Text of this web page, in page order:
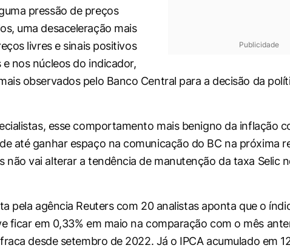
Publicidade
pressão de preços
uma desaceleração mais
livres e sinais positivos
e nos núcleos do indicador,
observados pelo Banco Central para a decisão da
esse comportamento mais benigno da inflação
até ganhar espaço na comunicação do BC na próxima
não vai alterar a tendência de manutenção da taxa Selic
pela agência Reuterscom 20 analistas aponta que o
ficar em 0,33% em maio na comparação com o mês
desde setembro de 2022. Já o IPCA acumulado em